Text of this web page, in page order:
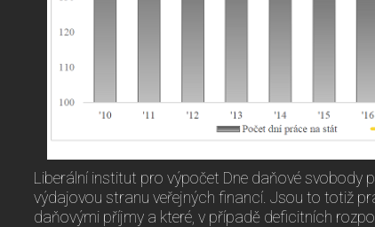
Liberální institut pro výpočet Dne daňové svobody
výdajovou stranu veřejných financí. Jsou to totiž
daňovými příjmy a které, v případě deficitních